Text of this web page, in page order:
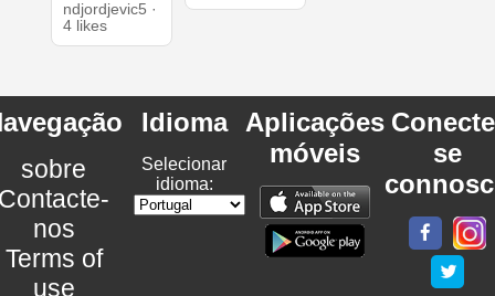
ndjordjevic5 ·
4 likes
sobre
nos
Terms of
use
Idioma
Selecionar
idioma:
Aplicações
móveis
se